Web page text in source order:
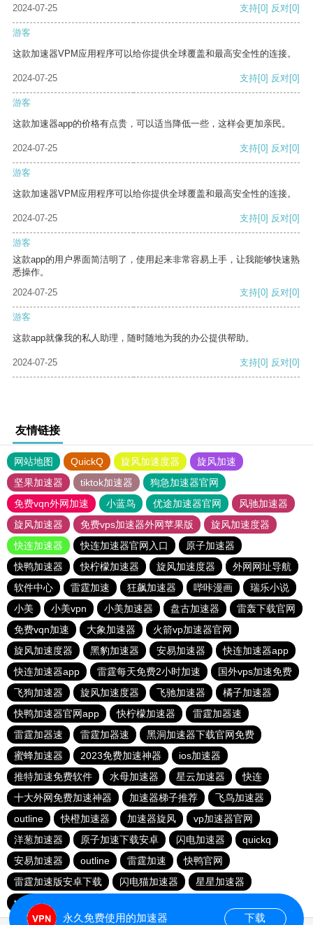
2024-07-25
支持[0] 反对[0]
游客
这款加速器VPM应用程序可以给你提供全球覆盖和最高安全性的连接。
2024-07-25 支持[0] 反对[0]
游客
这款加速器app的价格有点贵，可以适当降低一些，这样会更加亲民。
2024-07-25 支持[0] 反对[0]
游客
这款加速器VPM应用程序可以给你提供全球覆盖和最高安全性的连接。
2024-07-25 支持[0] 反对[0]
游客
这款app的用户界面简洁明了，使用起来非常容易上手，让我能够快速熟
悉操作。
2024-07-25
支持[0] 反对[0]
游客
这款app就像我的私人助理，随时随地为我的办公提供帮助。
2024-07-25 支持[0] 反对[0]
友情链接
网站地图 QuickQ 旋风加速度器
旋风加速
坚果加速器
tiktok加速器
狗急加速器官网
免费vqn外网加速
小蓝鸟 优途加速器官网
风驰加速器
旋风加速器
免费vps加速器外网苹果版
旋风加速度器
快连加速器
快连加速器官网入口
原子加速器
快鸭加速器
快柠檬加速器 旋风加速度器
外网网址导航
软件中心
雷霆加速 狂飙加速器 哔咔漫画
瑞乐小说
小美
小美vpn 小美加速器 盘古加速器
雷轰下载官网
免费vqn加速
大象加速器
火箭vp加速器官网
旋风加速度器
黑豹加速器 安易加速器
快连加速器app
快连加速器app
雷霆每天免费2小时加速
国外vps加速免费
飞狗加速器
旋风加速度器 飞驰加速器
橘子加速器
快鸭加速器官网app
快柠檬加速器
雷霆加器速
雷霆加器速
雷霆加器速
黑洞加速器下载官网免费
蜜蜂加速器
2023免费加速神器
ios加速器
推特加速免费软件
水母加速器 星云加速器
快连
十大外网免费加速神器
加速器梯子推荐
飞鸟加速器
outline
快橙加速器 加速器旋风
vp加速器官网
洋葱加速器
原子加速下载安卓 闪电加速器
quickq
安易加速器
outline 雷霆加速
快鸭官网
雷霆加速版安卓下载
闪电猫加速器
星星加速器
twitter加速器
永久免费使用的加速器 下载